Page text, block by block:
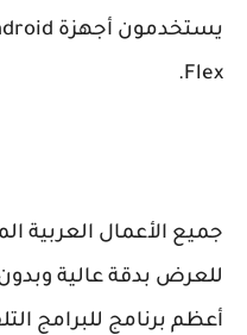
يستخدمون أجهزة
Flex
.
جميع الأعمال العربية
للعرض بدقة عالية
أعظم برنامج للبرامج